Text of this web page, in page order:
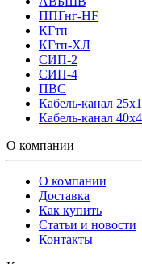
ППГнг-HF
КГтп
КГтп-ХЛ
СИП-2
СИП-4
ПВС
Кабель-канал
Кабель-канал
О компании
О компании
Доставка
Как купить
Статьи и новости
Контакты